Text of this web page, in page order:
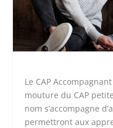
Le CAP
mouture du CAP
nom s’accompagne
permettront aux